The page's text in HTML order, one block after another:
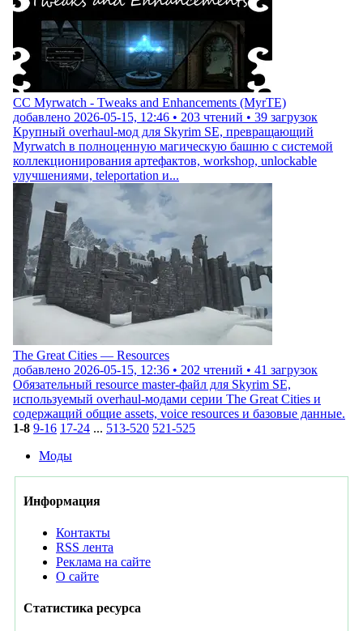
CC Myrwatch - Tweaks and Enhancements (MyrTE)
добавлено 2026-05-15, 12:46 • 203 чтений • 39 загрузок
Крупный overhaul-мод для Skyrim SE, превращающий
Myrwatch в полноценную магическую башню с системой
коллекционирования артефактов, workshop, unlockable
улучшениями, teleportation и...
The Great Cities — Resources
добавлено 2026-05-15, 12:36 • 202 чтений • 41 загрузок
Обязательный resource master-файл для Skyrim SE,
используемый overhaul-модами серии The Great Cities и
содержащий общие assets, voice resources и базовые данные.
1-8 9-16 17-24 ... 513-520 521-525
Моды
Информация
Контакты
RSS лента
Реклама на сайте
О сайте
Статистика ресурса